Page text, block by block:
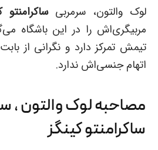
لوک والتون، سرمربیساکرامنتو
مربیگری‌اش را در این باشگاه
تیمش تمرکز دارد و نگرانی از
اتهام جنسی‌اش ندارد.
مصاحبه لوک والتون ،
ساکرامنتو کینگز